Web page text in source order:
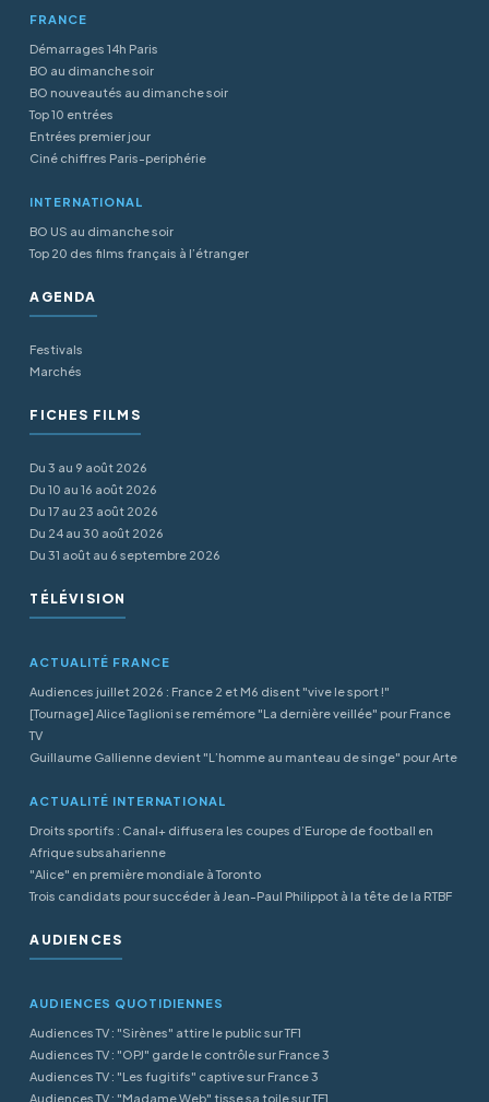
FRANCE
Démarrages 14h Paris
BO au dimanche soir
BO nouveautés au dimanche soir
Top 10 entrées
Entrées premier jour
Ciné chiffres Paris-periphérie
INTERNATIONAL
BO US au dimanche soir
Top 20 des films français à l’étranger
AGENDA
Festivals
Marchés
FICHES FILMS
Du 3 au 9 août 2026
Du 10 au 16 août 2026
Du 17 au 23 août 2026
Du 24 au 30 août 2026
Du 31 août au 6 septembre 2026
TÉLÉVISION
ACTUALITÉ FRANCE
Audiences juillet 2026 : France 2 et M6 disent "vive le sport !"
[Tournage] Alice Taglioni se remémore "La dernière veillée" pour France
TV
Guillaume Gallienne devient "L’homme au manteau de singe" pour Arte
ACTUALITÉ INTERNATIONAL
Droits sportifs : Canal+ diffusera les coupes d’Europe de football en
Afrique subsaharienne
"Alice" en première mondiale à Toronto
Trois candidats pour succéder à Jean-Paul Philippot à la tête de la RTBF
AUDIENCES
AUDIENCES QUOTIDIENNES
Audiences TV : "Sirènes" attire le public sur TF1
Audiences TV : "OPJ" garde le contrôle sur France 3
Audiences TV : "Les fugitifs" captive sur France 3
Audiences TV : "Madame Web" tisse sa toile sur TF1